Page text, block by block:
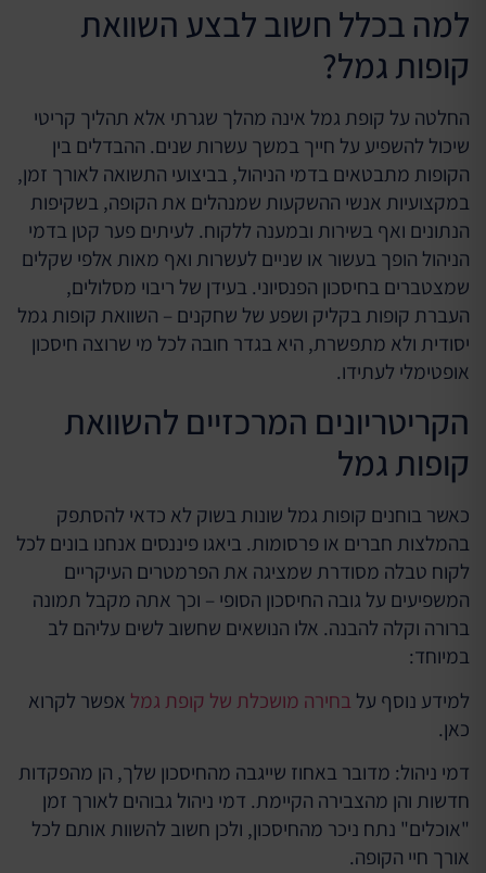
למה בכלל חשוב לבצע השוואת
קופות גמל?
החלטה על קופת גמל אינה מהלך שגרתי אלא תהליך קריטי
שיכול להשפיע על חייך במשך עשרות שנים. ההבדלים בין
הקופות מתבטאים בדמי הניהול, בביצועי התשואה לאורך זמן,
במקצועיות אנשי ההשקעות שמנהלים את הקופה, בשקיפות
הנתונים ואף בשירות ובמענה ללקוח. לעיתים פער קטן בדמי
הניהול הופך בעשור או שניים לעשרות ואף מאות אלפי שקלים
שמצטברים בחיסכון הפנסיוני. בעידן של ריבוי מסלולים,
העברת קופות בקליק ושפע של שחקנים – השוואת קופות גמל
יסודית ולא מתפשרת, היא בגדר חובה לכל מי שרוצה חיסכון
אופטימלי לעתידו.
הקריטריונים המרכזיים להשוואת
קופות גמל
כאשר בוחנים קופות גמל שונות בשוק לא כדאי להסתפק
בהמלצות חברים או פרסומות. ביאגו פיננסים אנחנו בונים לכל
לקוח טבלה מסודרת שמציגה את הפרמטרים העיקריים
המשפיעים על גובה החיסכון הסופי – וכך אתה מקבל תמונה
ברורה וקלה להבנה. אלו הנושאים שחשוב לשים עליהם לב
במיוחד:
למידע נוסף על בחירה מושכלת של קופת גמל אפשר לקרוא
כאן.
דמי ניהול: מדובר באחוז שייגבה מהחיסכון שלך, הן מהפקדות
חדשות והן מהצבירה הקיימת. דמי ניהול גבוהים לאורך זמן
"אוכלים" נתח ניכר מהחיסכון, ולכן חשוב להשוות אותם לכל
אורך חיי הקופה.